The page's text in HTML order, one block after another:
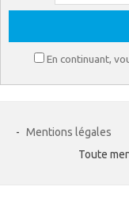
En continuant,
- Mentions légales
Toute